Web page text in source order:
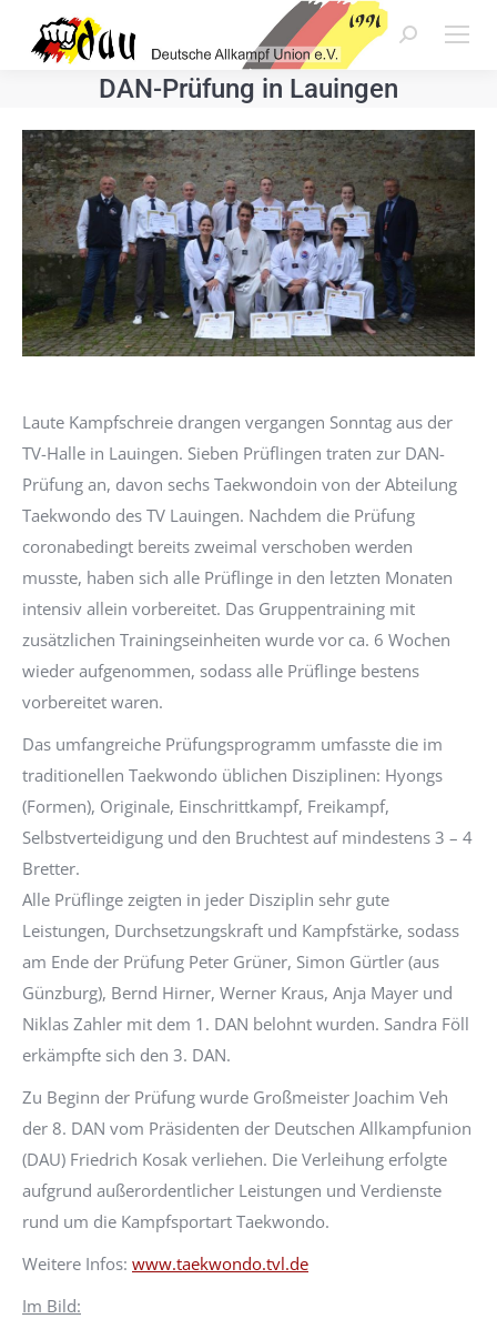
Search:
DAN-Prüfung in Lauingen
Laute Kampfschreie drangen vergangen Sonntag aus der
TV-Halle in Lauingen. Sieben Prüflingen traten zur DAN-
Prüfung an, davon sechs Taekwondoin von der Abteilung
Taekwondo des TV Lauingen. Nachdem die Prüfung
coronabedingt bereits zweimal verschoben werden
musste, haben sich alle Prüflinge in den letzten Monaten
intensiv allein vorbereitet. Das Gruppentraining mit
zusätzlichen Trainingseinheiten wurde vor ca. 6 Wochen
wieder aufgenommen, sodass alle Prüflinge bestens
vorbereitet waren.
Das umfangreiche Prüfungsprogramm umfasste die im
traditionellen Taekwondo üblichen Disziplinen: Hyongs
(Formen), Originale, Einschrittkampf, Freikampf,
Selbstverteidigung und den Bruchtest auf mindestens 3 – 4
Bretter.
Alle Prüflinge zeigten in jeder Disziplin sehr gute
Leistungen, Durchsetzungskraft und Kampfstärke, sodass
am Ende der Prüfung Peter Grüner, Simon Gürtler (aus
Günzburg), Bernd Hirner, Werner Kraus, Anja Mayer und
Niklas Zahler mit dem 1. DAN belohnt wurden. Sandra Föll
erkämpfte sich den 3. DAN.
Zu Beginn der Prüfung wurde Großmeister Joachim Veh
der 8. DAN vom Präsidenten der Deutschen Allkampfunion
(DAU) Friedrich Kosak verliehen. Die Verleihung erfolgte
aufgrund außerordentlicher Leistungen und Verdienste
rund um die Kampfsportart Taekwondo.
Weitere Infos: www.taekwondo.tvl.de
Im Bild: